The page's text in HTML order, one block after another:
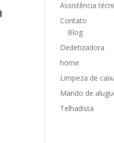
Assistência
Contato
Blog
Dedetizadora
home
Limpeza de
Marido de
Telhadista